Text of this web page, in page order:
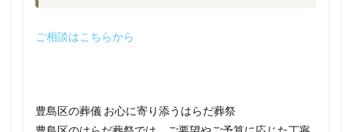
ご相談はこちらから
豊島区の葬儀 お心に寄り添うはらだ葬祭